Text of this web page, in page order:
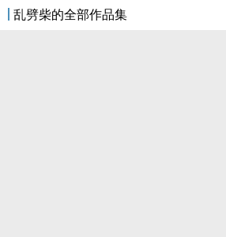
乱劈柴的全部作品集